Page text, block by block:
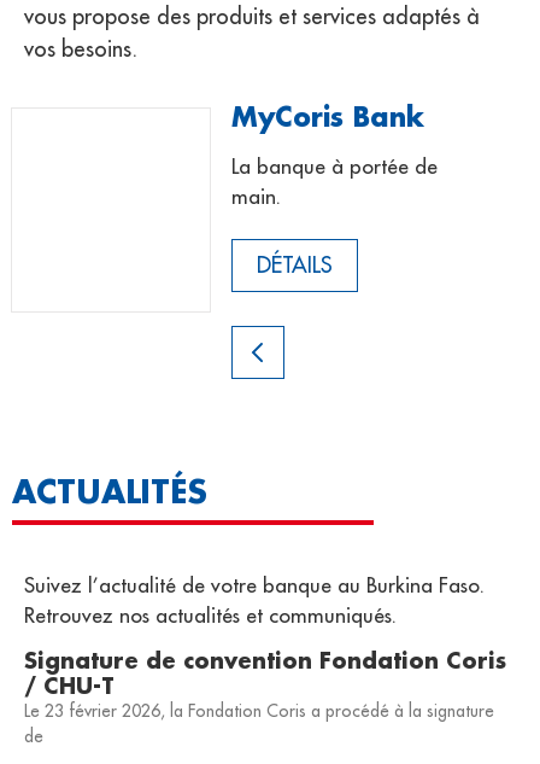
vous propose des produits et services adaptés à
vos besoins.
MyCoris Bank
La banque à portée de
main.
DÉTAILS
ACTUALITÉS
Suivez l’actualité de votre banque au Burkina Faso.
Retrouvez nos actualités et communiqués.
Signature de convention Fondation Coris
/ CHU-T
Le 23 février 2026, la Fondation Coris a procédé à la signature
de